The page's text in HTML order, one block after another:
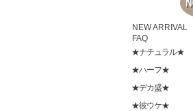
NEW ARRIVAL
FAQ
★ナチュラル★
★ハーフ★
★デカ盛★
★彼ウケ★